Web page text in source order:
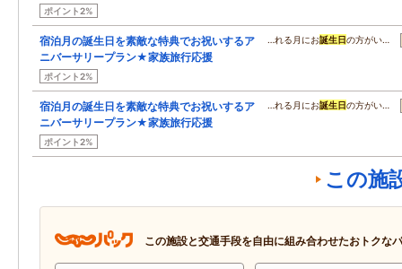
ポイント2%
宿泊月の誕生日を素敵な特典でお祝いするア
ニバーサリープラン★家族旅行応援
ポイント2%
…れる月にお誕生日の方がい…
宿泊月の誕生日を素敵な特典でお祝いするア
ニバーサリープラン★家族旅行応援
ポイント2%
…れる月にお誕生日の方がい…
この施
この施設と交通手段を自由に組み合わせたおトクな